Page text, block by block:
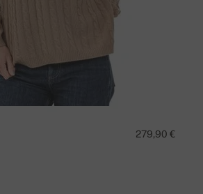
279,90 €